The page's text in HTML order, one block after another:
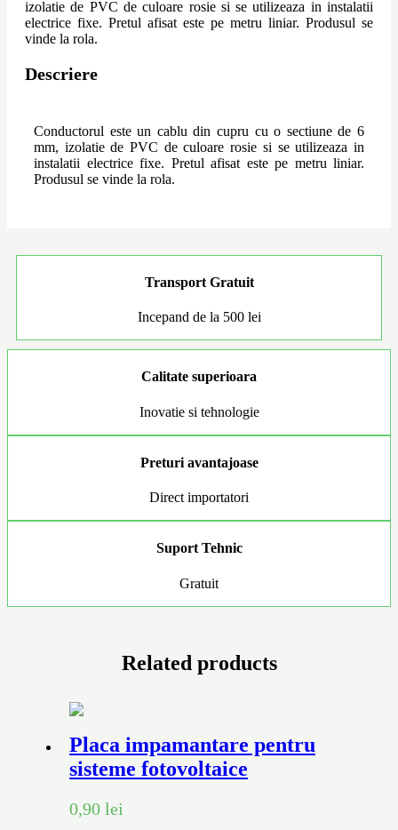
izolatie de PVC de culoare rosie si se utilizeaza in instalatii
electrice fixe. Pretul afisat este pe metru liniar. Produsul se
vinde la rola.
Descriere
Conductorul este un cablu din cupru cu o sectiune de 6
mm, izolatie de PVC de culoare rosie si se utilizeaza in
instalatii electrice fixe. Pretul afisat este pe metru liniar.
Produsul se vinde la rola.
Transport Gratuit
Incepand de la 500 lei
Calitate superioara
Inovatie si tehnologie
Preturi avantajoase
Direct importatori
Suport Tehnic
Gratuit
Related products
Placa impamantare pentru
sisteme fotovoltaice
0,90 lei